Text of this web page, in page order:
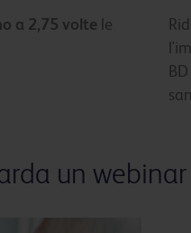
a 2,75 volte le
un